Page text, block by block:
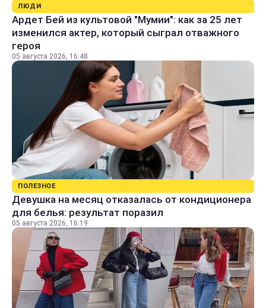
ЛЮДИ
Ардет Бей из культовой "Мумии": как за 25 лет
изменился актер, который сыграл отважного
героя
05 августа 2026, 16:48
ПОЛЕЗНОЕ
Девушка на месяц отказалась от кондиционера
для белья: результат поразил
05 августа 2026, 16:19